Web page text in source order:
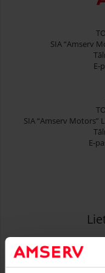
SIA “Amserv
E-
SIA “Amserv Motors”
E-